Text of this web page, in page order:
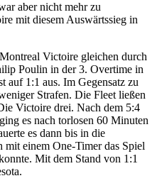
aber nicht mehr zu
mit diesem Auswärtssieg in
Victoire gleichen durch
Poulin in der 3. Overtime in
auf 1:1 aus. Im Gegensatz zu
Strafen. Die Fleet ließen
Victoire drei. Nach dem 5:4
es nach torlosen 60 Minuten
es dann bis in die
einem One-Timer das Spiel
Mit dem Stand von 1:1